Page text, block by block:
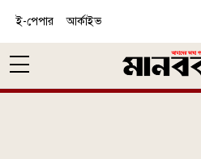
ই-পেপার আর্কাইভ